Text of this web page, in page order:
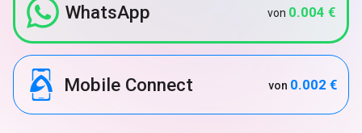
WhatsApp von 0.004 €
Mobile Connect von 0.002 €